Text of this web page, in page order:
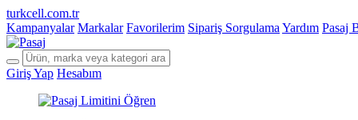
turkcell.com.tr
Kampanyalar Markalar Favorilerim Sipariş Sorgulama Yardım Pasaj
Giriş Yap Hesabım